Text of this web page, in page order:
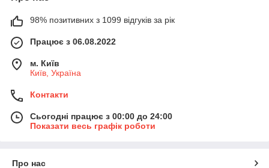
98% позитивних з 1099 відгуків за рік
Працює з 06.08.2022
м. Київ
Київ, Україна
Контакти
Сьогодні працює з 00:00 до 24:00
Показати весь графік роботи
Про нас